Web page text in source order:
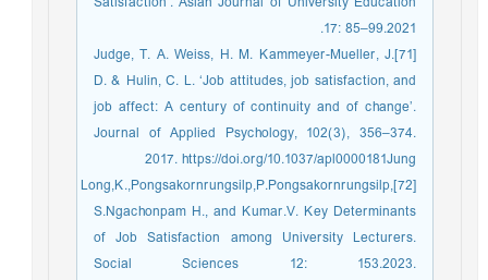
17: 85–99.2021.
[71]Judge, T. A. Weiss, H. M. Kammeyer-Mueller, J.
D. & Hulin, C. L. ‘Job attitudes, job satisfaction, and
job affect: A century of continuity and of change’.
Journal of Applied Psychology, 102(3), 356–374.
2017. https://doi.org/10.1037/apl0000181Jung
[72]Long,K.,Pongsakornrungsilp,P.Pongsakornrungsilp,
S.Ngachonpam H., and Kumar.V. Key Determinants
of Job Satisfaction among University Lecturers.
Social Sciences 12: 153.2023.